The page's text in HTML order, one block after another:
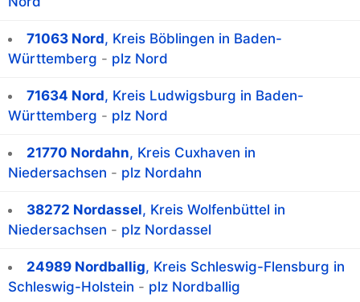
71063 Nord, Kreis Böblingen in Baden-
Württemberg - plz Nord
71634 Nord, Kreis Ludwigsburg in Baden-
Württemberg - plz Nord
21770 Nordahn, Kreis Cuxhaven in
Niedersachsen - plz Nordahn
38272 Nordassel, Kreis Wolfenbüttel in
Niedersachsen - plz Nordassel
24989 Nordballig, Kreis Schleswig-Flensburg in
Schleswig-Holstein - plz Nordballig